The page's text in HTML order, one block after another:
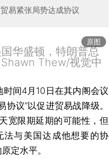
易紧张局势达成协议
原图
华盛顿，特朗普总
Thew/视觉中
时间4月10日在其内阁会议
协议”以促进贸易战降级。
宽限期延期的可能性，但
与美国达成他想要的协
定水平。